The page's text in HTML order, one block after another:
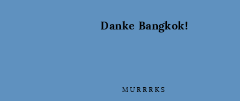
Danke Bangkok!
MURRRKS